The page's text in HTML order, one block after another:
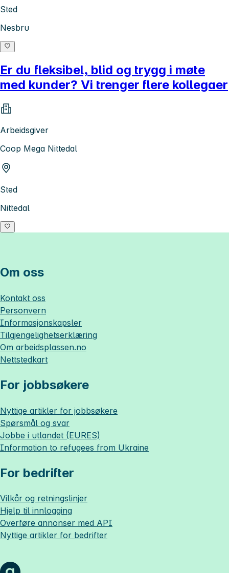
Sted
Nesbru
Er du fleksibel, blid og trygg i møte
med kunder? Vi trenger flere kollegaer
Arbeidsgiver
Coop Mega Nittedal
Sted
Nittedal
Om oss
Kontakt oss
Personvern
Informasjonskapsler
Tilgjengelighetserklæring
Om arbeidsplassen.no
Nettstedkart
For jobbsøkere
Nyttige artikler for jobbsøkere
Spørsmål og svar
Jobbe i utlandet (EURES)
Information to refugees from Ukraine
For bedrifter
Vilkår og retningslinjer
Hjelp til innlogging
Overføre annonser med API
Nyttige artikler for bedrifter